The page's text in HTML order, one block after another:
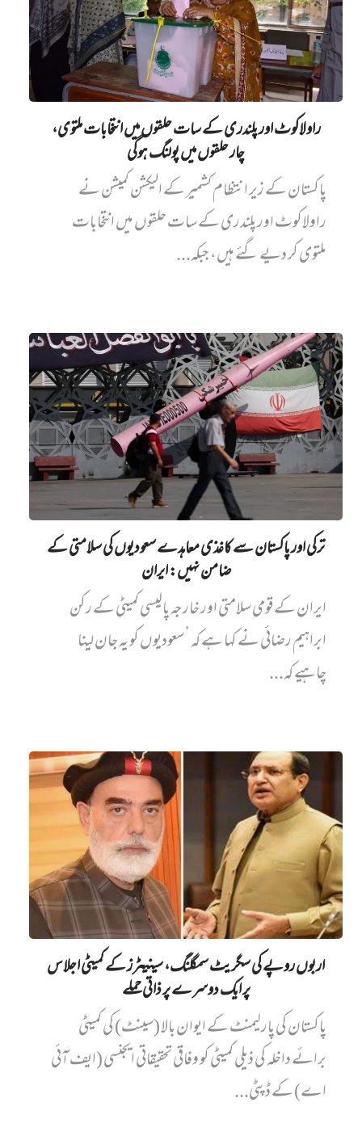
راولاکوٹ اور پلندری کے سات حلقوں میں انتخابات ملتوی،
چار حلقوں میں پولنگ ہوگی
پاکستان کے زیر انتظام کشمیر کے الیکشن کمیشن نے
راولاکوٹ اور پلندری کے سات حلقوں میں انتخابات
ملتوی کر دیے گئے ہیں، جبکہ...
ترکی اور پاکستان سے کاغذی معاہدے سعودیوں کی سلامتی کے
ضامن نہیں‌: ایران
ایران کے قومی سلامتی اور خارجہ پالیسی کمیٹی کے رکن
ابراہیم رضائی نے کہا ہے کہ ’سعودیوں کو یہ جان لینا
چاہیے کہ...
اربوں روپے کی سگریٹ سمگلنگ، سینیٹرز کے کمیٹی اجلاس
پر ایک دوسرے پر ذاتی حملے
پاکستان کی پارلیمنٹ کے ایوان بالا (سینٹ) کی کمیٹی
برائے داخلہ کی ذیلی کمیٹی کو وفاقی تحقیقاتی ایجنسی (ایف آئی
اے) کے ڈپٹی...